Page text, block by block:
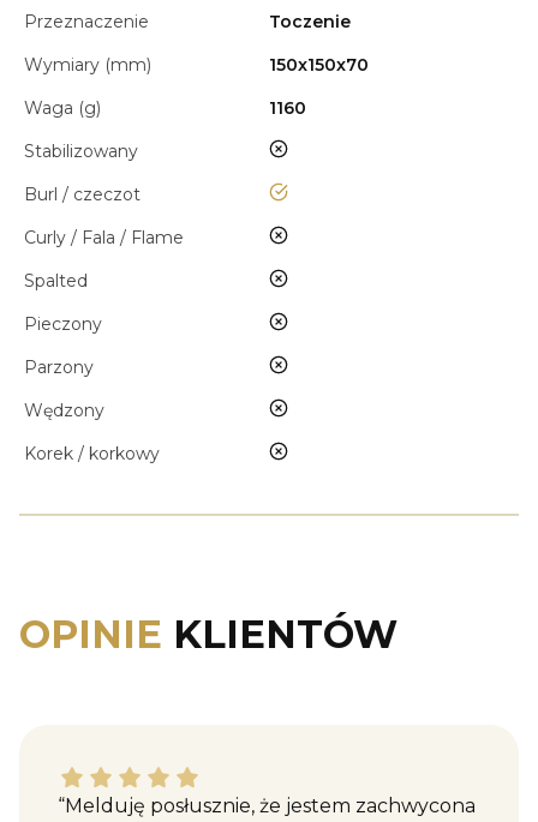
Przeznaczenie
Toczenie
Wymiary (mm)
150x150x70
Waga (g)
1160
Stabilizowany
nie
Burl / czeczot tak
Curly / Fala / Flame nie
Spalted nie
Pieczony nie
Parzony nie
Wędzony nie
Korek / korkowy nie
OPINIE KLIENTÓW
Katarzyna M. dał ocenę: 5
“Melduję posłusznie, że jestem zachwycona